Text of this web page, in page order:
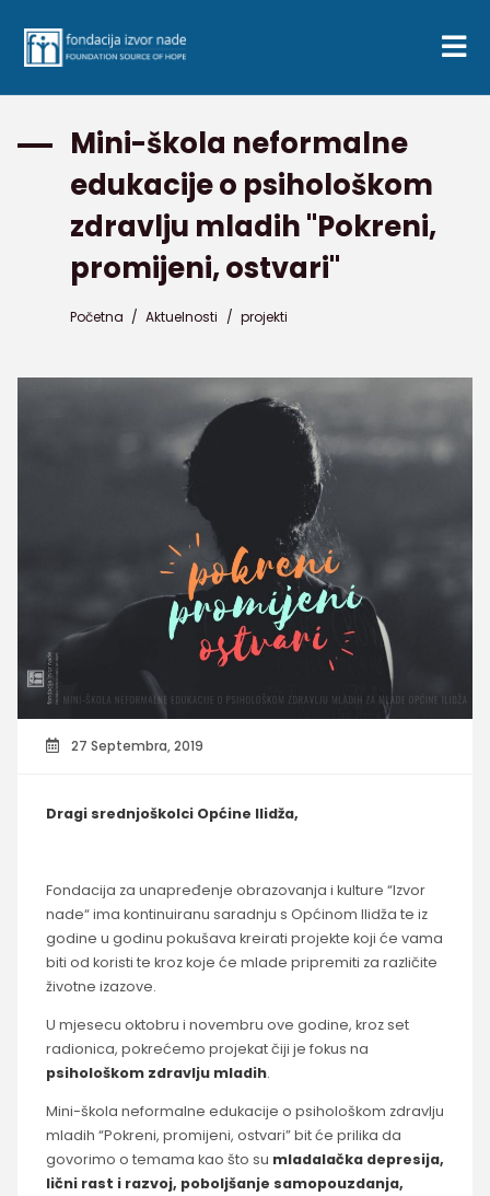
Mini-škola neformalne
edukacije o psihološkom
zdravlju mladih "Pokreni,
promijeni, ostvari"
Početna / Aktuelnosti / projekti
27 Septembra, 2019
Dragi srednjoškolci Općine Ilidža,
Fondacija za unapređenje obrazovanja i kulture “Izvor
nade“ ima kontinuiranu saradnju s Općinom Ilidža te iz
godine u godinu pokušava kreirati projekte koji će vama
biti od koristi te kroz koje će mlade pripremiti za različite
životne izazove.
U mjesecu oktobru i novembru ove godine, kroz set
radionica, pokrećemo projekat čiji je fokus na
psihološkom zdravlju mladih.
Mini-škola neformalne edukacije o psihološkom zdravlju
mladih “Pokreni, promijeni, ostvari” bit će prilika da
govorimo o temama kao što su mladalačka depresija,
lični rast i razvoj, poboljšanje samopouzdanja,